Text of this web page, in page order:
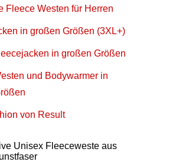
Fleece Westen für Herren
in großen Größen (3XL+)
in großen Größen
und Bodywarmer in
von Result
Unisex Fleeceweste aus